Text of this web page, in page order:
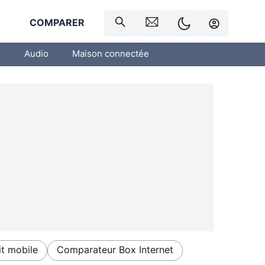
COMPARER
Audio Maison connectée
mobile Comparateur Box Internet